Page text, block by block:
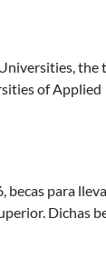
the
of Applied
becas para
Dichas